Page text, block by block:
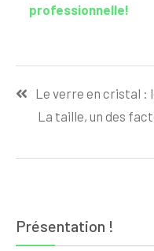
professionnelle!
Le verre en cristal :
La taille, un des
Présentation !